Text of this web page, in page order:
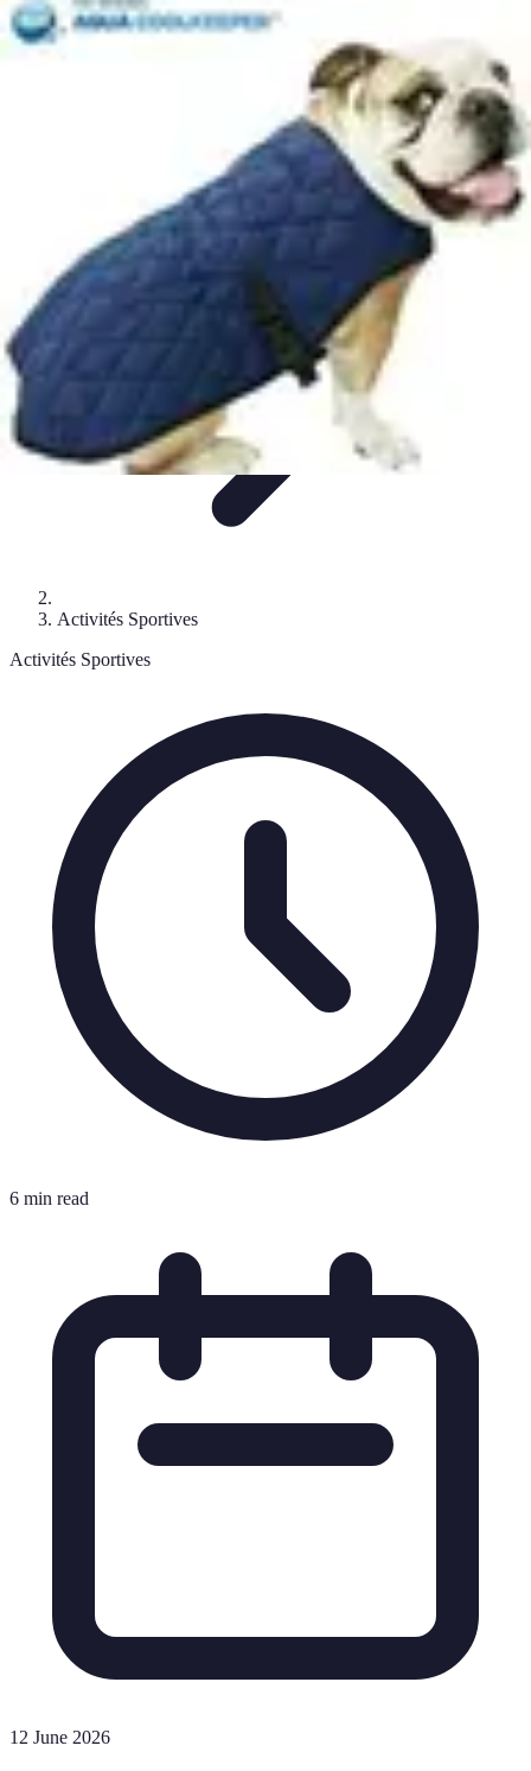
Best Sport Activities
Articles par activitéYoga Conseils Pratiques
Activités Sportives
Activités Sportives
6 min read
12 June 2026